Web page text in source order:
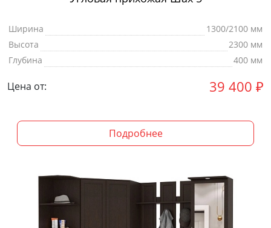
Ширина
1300/2100 мм
Высота
2300 мм
Глубина
400 мм
Цена от: 39 400 ₽
Подробнее